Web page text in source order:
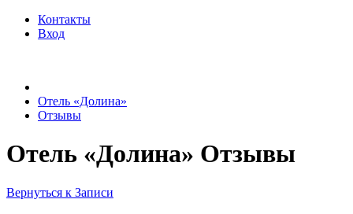
Контакты
Вход
Отель «Долина»
Отзывы
Отель «Долина» Отзывы
Вернуться к Записи